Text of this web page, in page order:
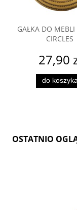
GAŁKA DO
CIRCLES
27,90
do
OSTATNIO